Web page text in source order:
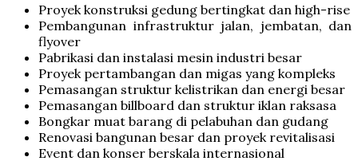
Proyek konstruksi gedung bertingkat dan high-rise
Pembangunan infrastruktur jalan, jembatan, dan
flyover
Pabrikasi dan instalasi mesin industri besar
Proyek pertambangan dan migas yang kompleks
Pemasangan struktur kelistrikan dan energi besar
Pemasangan billboard dan struktur iklan raksasa
Bongkar muat barang di pelabuhan dan gudang
Renovasi bangunan besar dan proyek revitalisasi
Event dan konser berskala internasional